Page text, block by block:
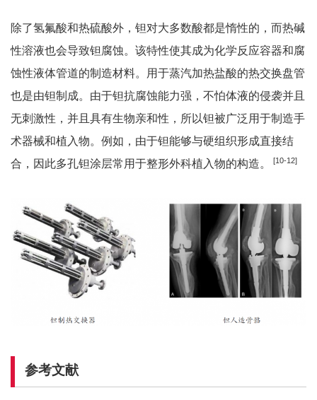
除了氢氟酸和热硫酸外，钽对大多数酸都是惰性的，而热碱
性溶液也会导致钽腐蚀。该特性使其成为化学反应容器和腐
蚀性液体管道的制造材料。用于蒸汽加热盐酸的热交换盘管
也是由钽制成。由于钽抗腐蚀能力强，不怕体液的侵袭并且
无刺激性，并且具有生物亲和性，所以钽被广泛用于制造手
术器械和植入物。例如，由于钽能够与硬组织形成直接结
合，因此多孔钽涂层常用于整形外科植入物的构造。
[10-12]
参考文献